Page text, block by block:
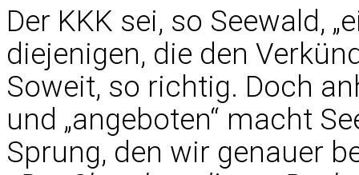
Der KKK sei, so Seewald,
diejenigen, die den
Soweit, so richtig. Doch
und „angeboten“ macht
Sprung, den wir genauer